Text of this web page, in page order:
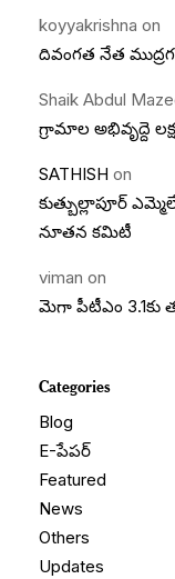
koyyakrishna on
దివంగత నేత
Shaik Abdul
గ్రామాల అభివృద్దె
SATHISH on
కుత్బుల్లాపూర్
నూతన కమిటీ
viman on
మెగా పీటీఎం 3.1కు
Categories
Blog
E-పేపర్
Featured
News
Others
Updates